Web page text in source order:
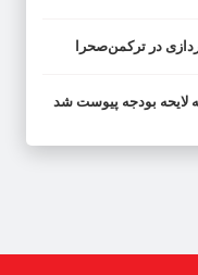
در ترکمن‌صحرا